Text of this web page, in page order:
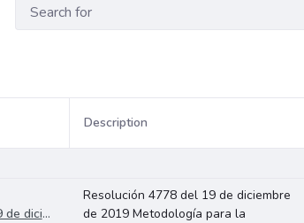
Description
Resolución 4778 del 19 de diciembre de 2019 Metodología para la Valoración de los Pasivos Contingentes y los Aportes al Fondo de Continge
Resolución 4778 del 19 de diciembre
de 2019 Metodología para la